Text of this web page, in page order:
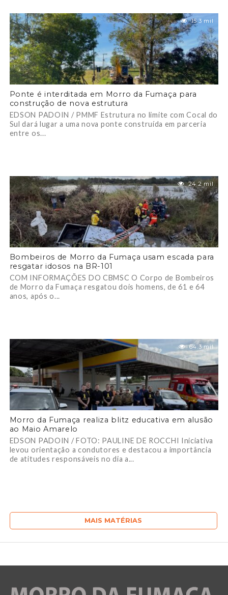
15.3 mil
Ponte é interditada em Morro da Fumaça para
construção de nova estrutura
EDSON PADOIN / PMMF Estrutura no limite com Cocal do
Sul dará lugar a uma nova ponte construída em parceria
entre os...
24.2 mil
Bombeiros de Morro da Fumaça usam escada para
resgatar idosos na BR-101
COM INFORMAÇÕES DO CBMSC O Corpo de Bombeiros
de Morro da Fumaça resgatou dois homens, de 61 e 64
anos, após o...
64.3 mil
Morro da Fumaça realiza blitz educativa em alusão
ao Maio Amarelo
EDSON PADOIN / FOTO: PAULINE DE ROCCHI Iniciativa
levou orientação a condutores e destacou a importância
de atitudes responsáveis no dia a...
MAIS MATÉRIAS